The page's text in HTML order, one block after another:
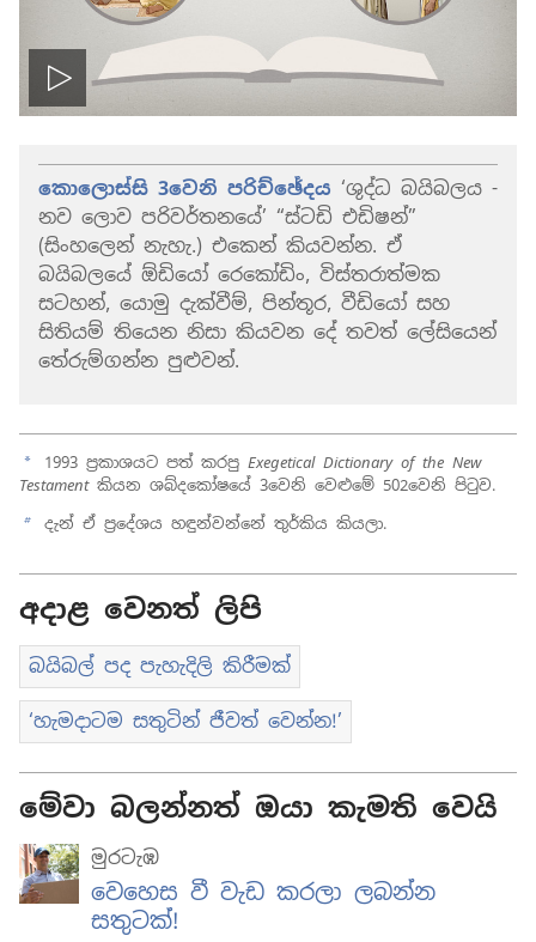
ප්ලේ
කොලොස්සි 3වෙනි පරිච්ඡේදය ‘ශුද්ධ බයිබලය -
නව ලොව පරිවර්තනයේ’ “ස්ටඩි එඩිෂන්”
(සිංහලෙන් නැහැ.) එකෙන් කියවන්න. ඒ
බයිබලයේ ඕඩියෝ රෙකෝඩිං, විස්තරාත්මක
සටහන්, යොමු දැක්වීම්, පින්තූර, වීඩියෝ සහ
සිතියම් තියෙන නිසා කියවන දේ තවත් ලේසියෙන්
තේරුම්ගන්න පුළුවන්.
a 1993 ප්‍රකාශයට පත් කරපු Exegetical Dictionary of the New
Testamentකියන ශබ්දකෝෂයේ 3වෙනි වෙළුමේ 502වෙනි පිටුව.
b
දැන් ඒ ප්‍රදේශය හඳුන්වන්නේ තුර්කිය කියලා.
අදාළ වෙනත් ලිපි
බයිබල් පද පැහැදිලි කිරීමක්
‘හැමදාටම සතුටින් ජීවත් වෙන්න!’
මේවා බලන්නත් ඔයා කැමති වෙයි
මුරටැඹ
වෙහෙස වී වැඩ කරලා ලබන්න
සතුටක්!